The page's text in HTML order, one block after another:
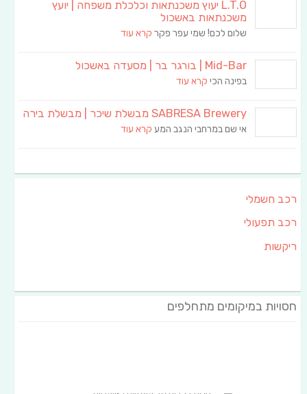
L.T.O יעוץ משכנתאות וכלכלת משפחה | יועץ
משכנתאות באשכול
שלום לכם! שמי עפר פקר קרא עוד
Mid-Bar | בורגר בר | מסעדה באשכול
בפינה הכי קרא עוד
SABRESA Brewery מבשלת שיכר | מבשלת בירה
אי שם במרחבי הנגב המע קרא עוד
רכב חשמלי
רכב תפעולי
ריקשות
חסויות במיקומים מתחלפים